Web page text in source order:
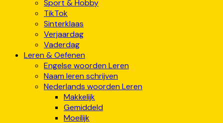
Sport & Hobby
TikTok
Sinterklaas
Verjaardag
Vaderdag
Leren & Oefenen
Engelse woorden Leren
Naam leren schrijven
Nederlands woorden Leren
Makkelijk
Gemiddeld
Moeilijk